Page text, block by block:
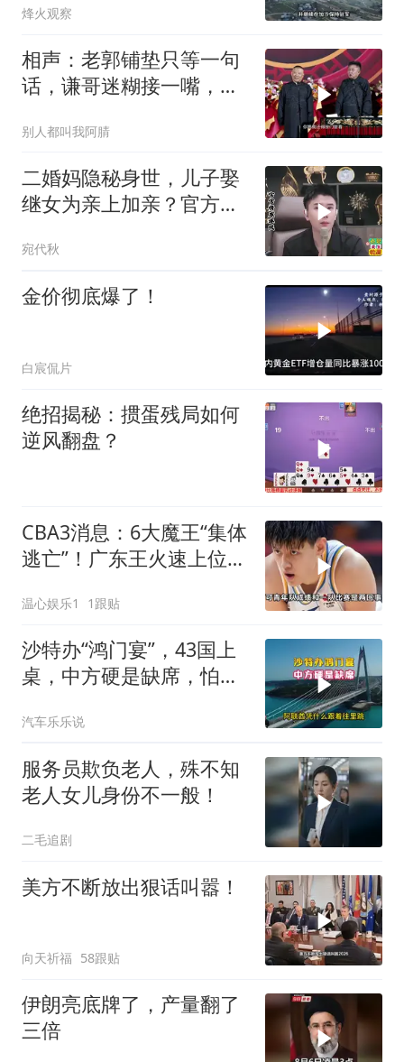
烽火观察
相声：老郭铺垫只等一句
话，谦哥迷糊接一嘴，包
别人都叫我阿腈
二婚妈隐秘身世，儿子娶
继女为亲上加亲？官方怒
宛代秋
金价彻底爆了！
白宸侃片
绝招揭秘：掼蛋残局如何
逆风翻盘？
CBA3消息：6大魔王“集体
逃亡”！广东王火速上位，
温心娱乐1 1跟贴
沙特办“鸿门宴”，43国上
桌，中方硬是缺席，怕得
汽车乐乐说
服务员欺负老人，殊不知
老人女儿身份不一般！
二毛追剧
美方不断放出狠话叫嚣！
向天祈福 58跟贴
伊朗亮底牌了，产量翻了
三倍